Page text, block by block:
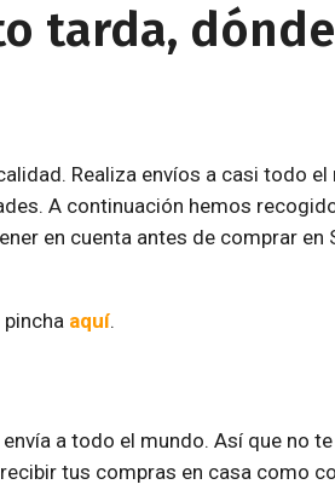
tarda, dónde
Realiza envíos a casi todo el
A continuación hemos
en cuenta antes de comprar en
aquí.
a todo el mundo. Así que no te
tus compras en casa como